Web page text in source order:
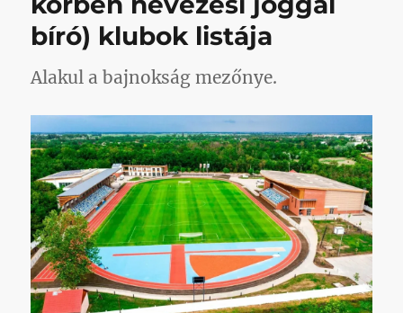
bíró) klubok listája
Alakul a bajnokság mezőnye.